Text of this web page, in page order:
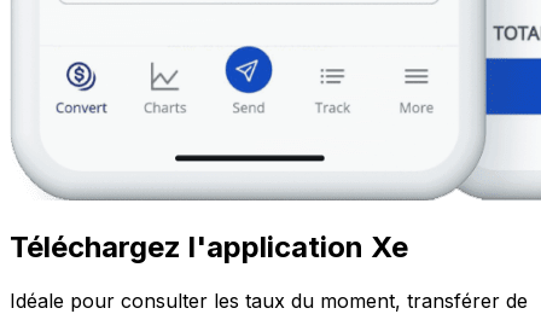
Téléchargez l'application Xe
Idéale pour consulter les taux du moment, transférer de